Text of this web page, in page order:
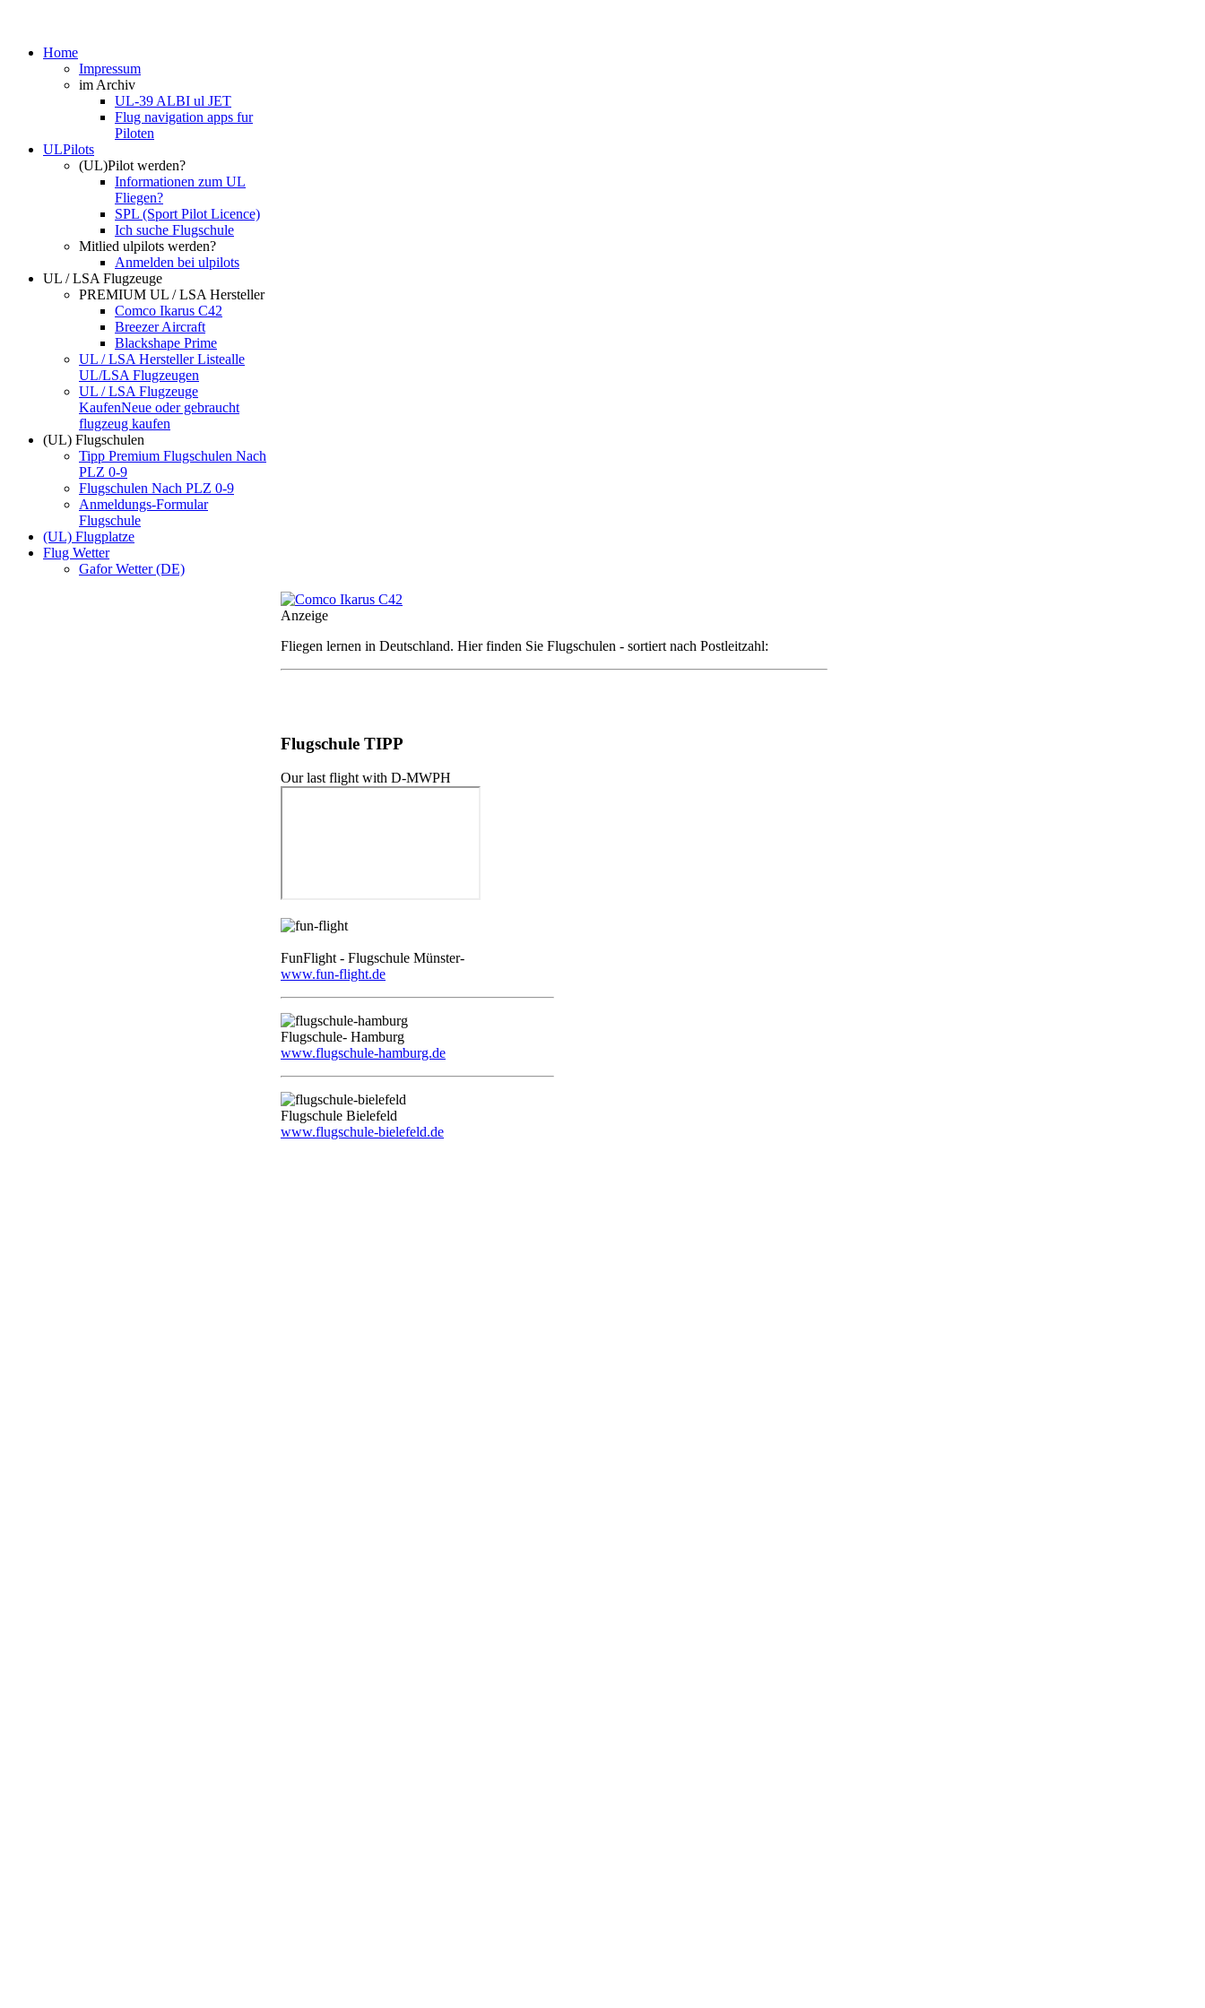
Home
Impressum
im Archiv
UL-39 ALBI ul JET
Flug navigation apps fur
Piloten
ULPilots
(UL)Pilot werden?
Informationen zum UL
Fliegen?
SPL (Sport Pilot Licence)
Ich suche Flugschule
Mitlied ulpilots werden?
Anmelden bei ulpilots
UL / LSA Flugzeuge
PREMIUM UL / LSA Hersteller
Comco Ikarus C42
Breezer Aircraft
Blackshape Prime
UL / LSA Hersteller Listealle
UL/LSA Flugzeugen
UL / LSA Flugzeuge
KaufenNeue oder gebraucht
flugzeug kaufen
(UL) Flugschulen
Tipp Premium Flugschulen Nach
PLZ 0-9
Flugschulen Nach PLZ 0-9
Anmeldungs-Formular
Flugschule
(UL) Flugplatze
Flug Wetter
Gafor Wetter (DE)
Anzeige
Fliegen lernen in Deutschland. Hier finden Sie Flugschulen - sortiert nach Postleitzahl:
Flugschule TIPP
Our last flight with D-MWPH
FunFlight - Flugschule Münster-
www.fun-flight.de
Flugschule- Hamburg
www.flugschule-hamburg.de
Flugschule Bielefeld
www.flugschule-bielefeld.de